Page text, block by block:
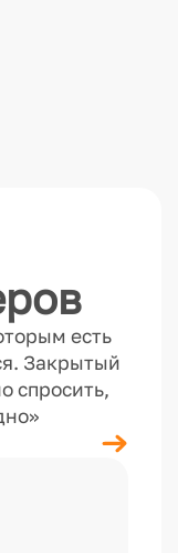
есть
Закрытый
спросить,